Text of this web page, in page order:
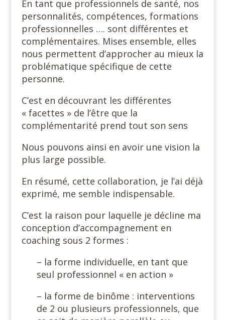
En tant que professionnels de santé, nos
personnalités, compétences, formations
professionnelles …. sont différentes et
complémentaires. Mises ensemble, elles
nous permettent d’approcher au mieux la
problématique spécifique de cette
personne.
C’est en découvrant les différentes
« facettes » de l’être que la
complémentarité prend tout son sens
Nous pouvons ainsi en avoir une vision la
plus large possible.
En résumé, cette collaboration, je l’ai déjà
exprimé, me semble indispensable.
C’est la raison pour laquelle je décline ma
conception d’accompagnement en
coaching sous 2 formes :
– la forme individuelle, en tant que
seul professionnel « en action »
– la forme de binôme : interventions
de 2 ou plusieurs professionnels, que